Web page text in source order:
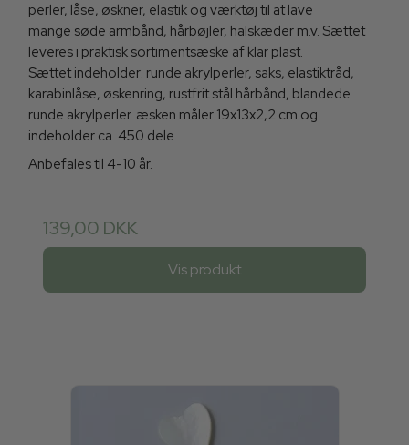
perler, låse, øskner, elastik og værktøj til at lave
mange søde armbånd, hårbøjler, halskæder m.v. Sættet
leveres i praktisk sortimentsæske af klar plast.
Sættet indeholder: runde akrylperler, saks, elastiktråd,
karabinlåse, øskenring, rustfrit stål hårbånd, blandede
runde akrylperler. æsken måler 19x13x2,2 cm og
indeholder ca. 450 dele.
Anbefales til 4-10 år.
139,00 DKK
Vis produkt